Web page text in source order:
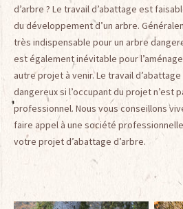
d’arbre ? Le travail d’abattage est
du développement d’un arbre.
très indispensable pour un arbre
est également inévitable pour
autre projet à venir. Le travail
dangereux si l’occupant du projet n’est
professionnel. Nous vous conseillons
faire appel à une société
votre projet d’abattage d’arbre.